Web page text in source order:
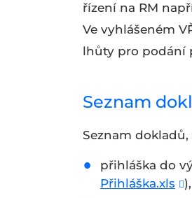
řízení na RM
Ve vyhlášeném
lhůty pro podání
Seznam
Seznam dokladů,
přihláška do
Přihláška.xls
),